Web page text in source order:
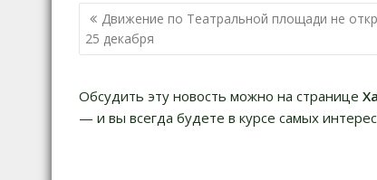
Навигация
по
записям
Движение по Театральной площади не
25 декабря
Обсудить эту новость можно на странице
— и вы всегда будете в курсе самых